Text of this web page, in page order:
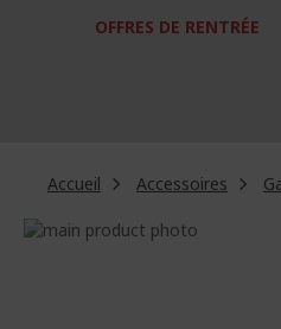
OFFRES DE RENTRÉE
Accueil Accessoires
Passer